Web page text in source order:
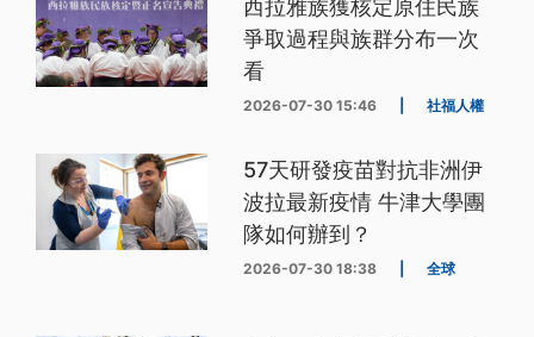
西拉雅族獲核定原住民族
爭取過程與族群分布一次
看
2026-07-30 15:46 社福人權
57天研發疫苗對抗非洲伊
波拉最新疫情 牛津大學團
隊如何辦到？
2026-07-30 18:38 全球